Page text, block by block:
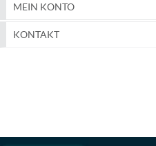
MEIN KONTO
KONTAKT